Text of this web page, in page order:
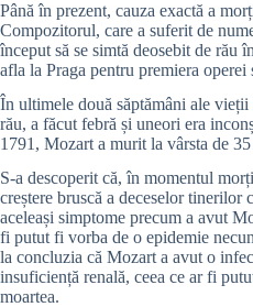
Până în prezent, cauza exactă a
Compozitorul, care a suferit de
început să se simtă deosebit de rău
afla la Praga pentru premiera
În ultimele două săptămâni ale
rău, a făcut febră și uneori era
1791, Mozart a murit la vârsta de
S-a descoperit că, în momentul
creștere bruscă a deceselor
aceleași simptome precum a avut
fi putut fi vorba de o epidemie
la concluzia că Mozart a avut o
insuficiență renală, ceea ce ar fi
moartea.